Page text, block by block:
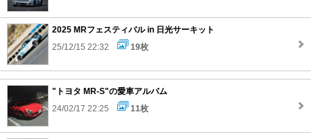
2025 MRフェスティバル in 日光サーキット
25/12/15 22:32
19枚
"トヨタ MR-S"の愛車アルバム
24/02/17 22:25
11枚